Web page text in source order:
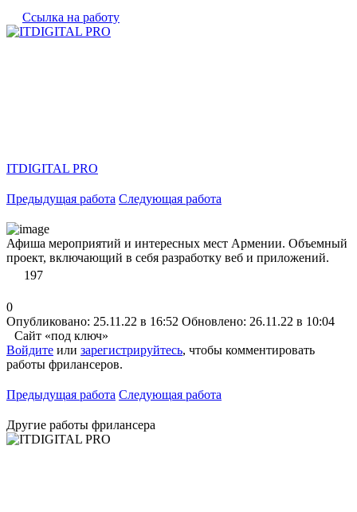
Ссылка на работу
ITDIGITAL PRO
Предыдущая работа Следующая работа
Афиша мероприятий и интересных мест Армении. Объемный
проект, включающий в себя разработку веб и приложений.
197
0
Опубликовано: 25.11.22 в 16:52 Обновлено: 26.11.22 в 10:04
Сайт «под ключ»
Войдите или зарегистрируйтесь, чтобы комментировать
работы фрилансеров.
Предыдущая работа Следующая работа
Другие работы фрилансера